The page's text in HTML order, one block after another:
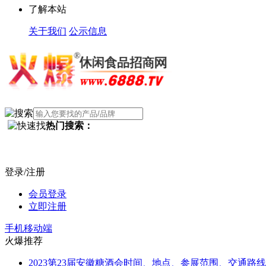
了解本站
关于我们 公示信息
热门搜索：
登录/注册
会员登录
立即注册
手机移动端
火爆推荐
2023第23届安徽糖酒会时间、地点、参展范围、交通路线